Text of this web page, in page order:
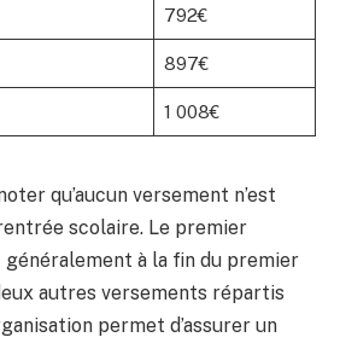
792€
897€
1 008€
qu’aucun versement n’est
scolaire. Le premier
à la fin du premier
autres versements répartis
permet d’assurer un